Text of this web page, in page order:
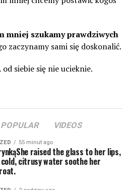
mniej szukamy prawdziwych
zaczynamy sami się doskonalić.
siebie się nie ucieknie.
POPULAR VIDEOS
55 minut ago
raised the glass to her lips,
citrusy water soothe her